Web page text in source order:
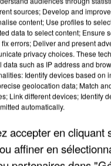
CHANTE
"JE SUIS À
ENFOIRÉS"
sources; Develop and
content; Use profiles to
data to select content; Ensure
errors; Deliver and present
privacy choices. These
data such as IP address and
Identify devices based on
geolocation data; Match
Link different devices; Identify
automatically.
accepter en cliquant
affiner en